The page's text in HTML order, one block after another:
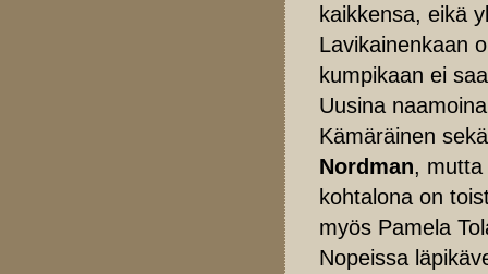
kaikkensa, eikä
Lavikainenkaan
kumpikaan ei
Uusina
Kämäräinen
Nordman, mutta
kohtalona on
myös Pamela
Nopeissa